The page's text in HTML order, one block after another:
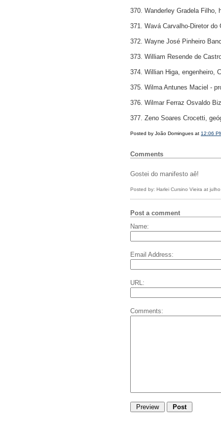
370. Wanderley Gradela Filho,
371. Wavá Carvalho-Diretor
372. Wayne José Pinheiro
373. William Resende de
374. Willian Higa, engenheiro,
375. Wilma Antunes Maciel -
376. Wilmar Ferraz Osvaldo
377. Zeno Soares Crocetti,
Posted by João Domingues at 12:06
Comments
Gostei do manifesto aê!
Posted by: Harlei Cursino Vieira at
Post a comment
Name:
Email Address:
URL:
Comments: